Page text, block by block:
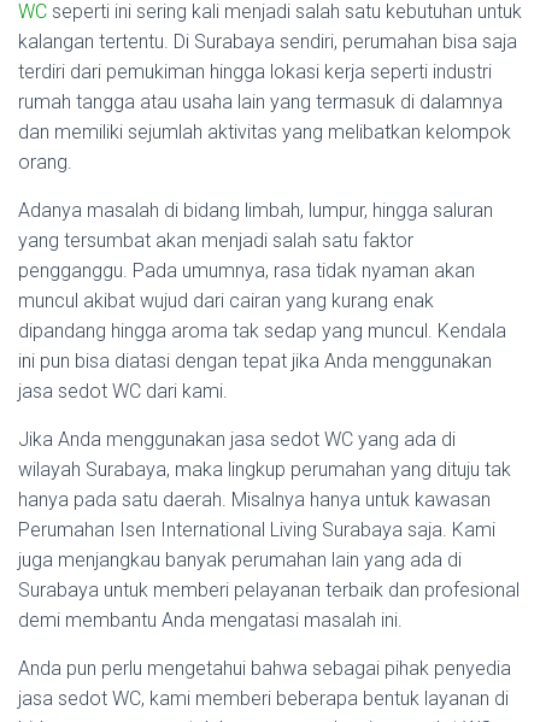
WC seperti ini sering kali menjadi salah satu kebutuhan untuk
kalangan tertentu. Di Surabaya sendiri, perumahan bisa saja
terdiri dari pemukiman hingga lokasi kerja seperti industri
rumah tangga atau usaha lain yang termasuk di dalamnya
dan memiliki sejumlah aktivitas yang melibatkan kelompok
orang.
Adanya masalah di bidang limbah, lumpur, hingga saluran
yang tersumbat akan menjadi salah satu faktor
pengganggu. Pada umumnya, rasa tidak nyaman akan
muncul akibat wujud dari cairan yang kurang enak
dipandang hingga aroma tak sedap yang muncul. Kendala
ini pun bisa diatasi dengan tepat jika Anda menggunakan
jasa sedot WC dari kami.
Jika Anda menggunakan jasa sedot WC yang ada di
wilayah Surabaya, maka lingkup perumahan yang dituju tak
hanya pada satu daerah. Misalnya hanya untuk kawasan
Perumahan Isen International Living Surabaya saja. Kami
juga menjangkau banyak perumahan lain yang ada di
Surabaya untuk memberi pelayanan terbaik dan profesional
demi membantu Anda mengatasi masalah ini.
Anda pun perlu mengetahui bahwa sebagai pihak penyedia
jasa sedot WC, kami memberi beberapa bentuk layanan di